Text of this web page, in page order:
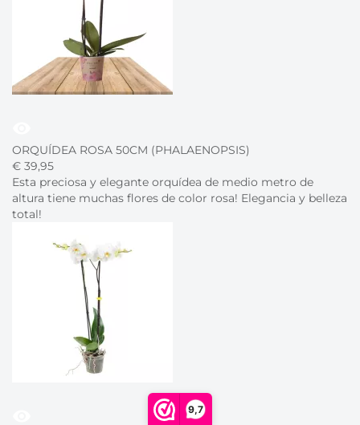
9,7
ORQUÍDEA ROSA 50CM (PHALAENOPSIS)
€ 39,95
Esta preciosa y elegante orquídea de medio metro de
altura tiene muchas flores de color rosa! Elegancia y belleza
total!